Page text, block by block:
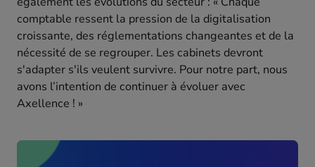
comptable ressent la pression de la digitalisation
croissante, des réglementations changeantes et de la
nécessité de se regrouper. Les cabinets devront
s'adapter s'ils veulent survivre. Pour notre part, nous
avons l’intention de continuer à évoluer avec
Axellence ! »